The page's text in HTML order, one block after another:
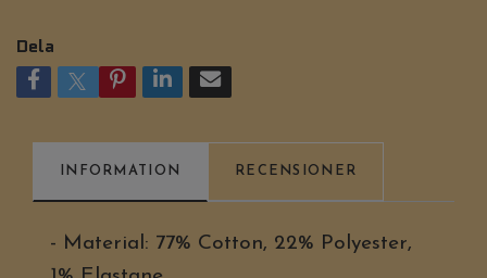
Dela
INFORMATION RECENSIONER
- Material: 77% Cotton, 22% Polyester,